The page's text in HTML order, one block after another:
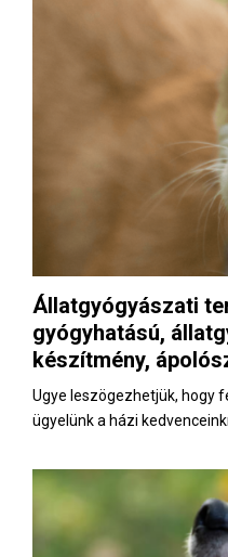
Állatgyógyászati
gyógyhatású,
készítmény,
Ugye leszögezhetjük, hogy
ügyelünk a házi